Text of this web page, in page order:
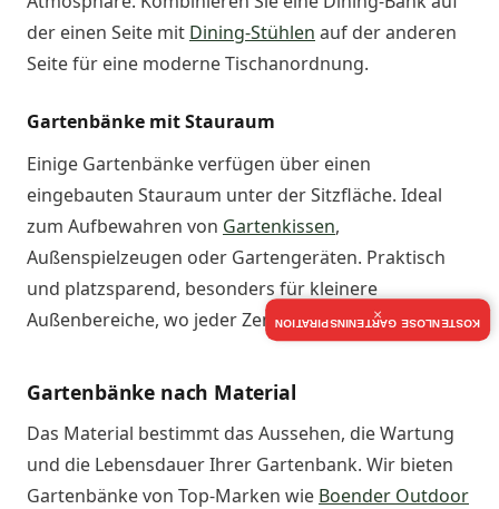
der einen Seite mit Dining-Stühlen auf der anderen
Seite für eine moderne Tischanordnung.
Gartenbänke mit Stauraum
Einige Gartenbänke verfügen über einen
eingebauten Stauraum unter der Sitzfläche. Ideal
zum Aufbewahren von Gartenkissen,
Außenspielzeugen oder Gartengeräten. Praktisch
und platzsparend, besonders für kleinere
Außenbereiche, wo jeder Zentimeter zählt.
Gartenbänke nach Material
Das Material bestimmt das Aussehen, die Wartung
und die Lebensdauer Ihrer Gartenbank. Wir bieten
Gartenbänke von Top-Marken wie Boender Outdoor
KOSTENLOSE GARTENINSPIRATION
×